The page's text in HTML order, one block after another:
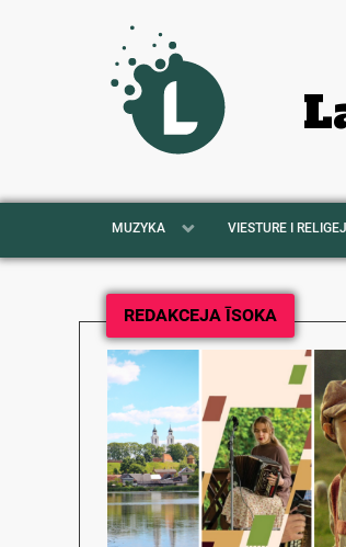
MUZYKA VIESTURE I
REDAKCEJA ĪSOKA